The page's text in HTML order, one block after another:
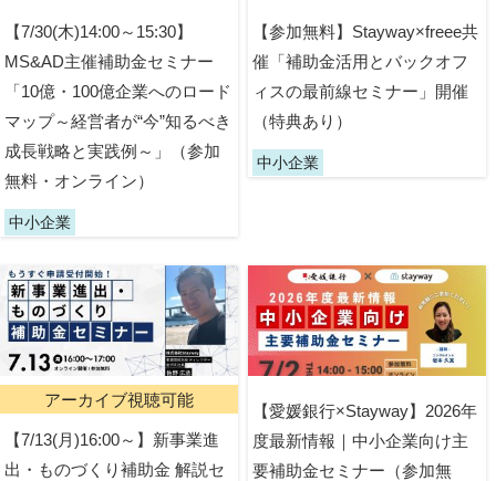
【7/30(木)14:00～15:30】
MS&AD主催補助金セミナー
「10億・100億企業へのロード
マップ～経営者が“今”知るべき
成長戦略と実践例～」（参加
無料・オンライン）
中小企業
【参加無料】Stayway×freee共
催「補助金活用とバックオフ
ィスの最前線セミナー」開催
（特典あり）
中小企業
アーカイブ視聴可能
【7/13(月)16:00～】新事業進
出・ものづくり補助金 解説セ
【愛媛銀行×Stayway】2026年
度最新情報｜中小企業向け主
要補助金セミナー（参加無